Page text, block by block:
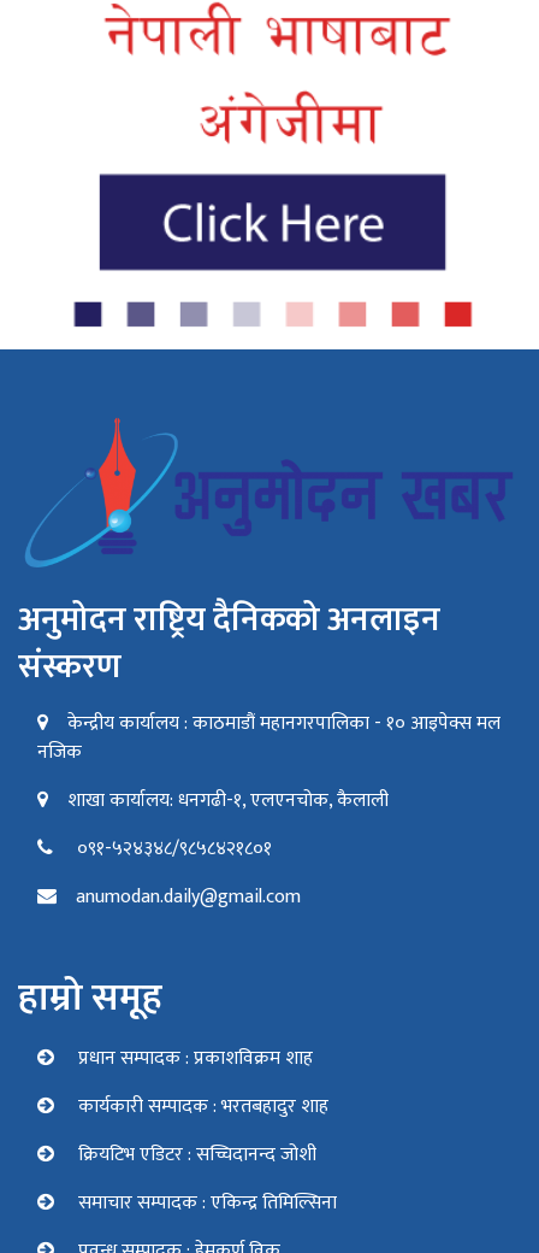
अनुमोदन राष्ट्रिय दैनिकको अनलाइन
संस्करण
केन्द्रीय कार्यालय : काठमाडौं महानगरपालिका - १० आइपेक्स मल
नजिक
शाखा कार्यालय: धनगढी-१, एलएनचोक, कैलाली
०९१-५२४३४८/९८५८४२१८०१
anumodan.daily@gmail.com
हाम्रो समूह
प्रधान सम्पादक : प्रकाशविक्रम शाह
कार्यकारी सम्पादक : भरतबहादुर शाह
क्रियटिभ एडिटर : सच्चिदानन्द जोशी
समाचार सम्पादक : एकिन्द्र तिमिल्सिना